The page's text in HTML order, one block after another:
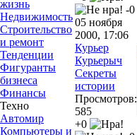
жизнь
Недвижимость
Строительство
и ремонт
Тенденции
Фигуранты
бизнеса
Финансы
Техно
Автомир
Компьютеры и
-0
05 ноября
2000, 17:06
Курьер
Курьерыч
Секреты
истории
Просмотров:
585
+0